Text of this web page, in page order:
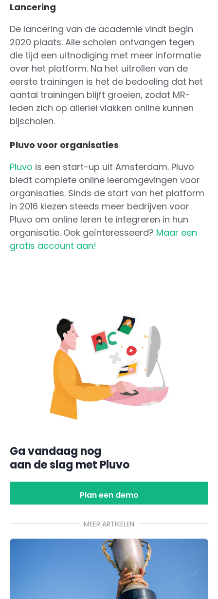
Lancering
De lancering van de academie vindt begin
2020 plaats. Alle scholen ontvangen tegen
die tijd een uitnodiging met meer informatie
over het platform. Na het uitrollen van de
eerste trainingen is het de bedoeling dat het
aantal trainingen blijft groeien, zodat MR-
leden zich op allerlei vlakken online kunnen
bijscholen.
Pluvo voor organisaties
Pluvo is een start-up uit Amsterdam. Pluvo
biedt complete online leeromgevingen voor
organisaties. Sinds de start van het platform
in 2016 kiezen steeds meer bedrijven voor
Pluvo om online leren te integreren in hun
organisatie. Ook geïnteresseerd? Maar een
gratis account aan!
Ga vandaag nog
aan de slag met Pluvo
Plan een demo
MEER ARTIKELEN